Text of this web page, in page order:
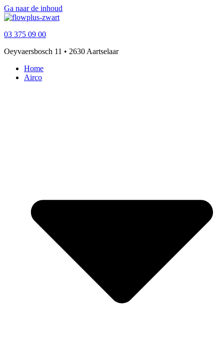
Ga naar de inhoud
03 375 09 00
Oeyvaersbosch 11 • 2630 Aartselaar
Home
Airco